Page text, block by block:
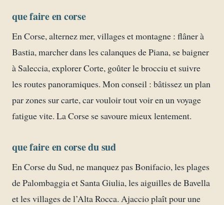
que faire en corse
En Corse, alternez mer, villages et montagne : flâner à
Bastia, marcher dans les calanques de Piana, se baigner
à Saleccia, explorer Corte, goûter le brocciu et suivre
les routes panoramiques. Mon conseil : bâtissez un plan
par zones sur carte, car vouloir tout voir en un voyage
fatigue vite. La Corse se savoure mieux lentement.
que faire en corse du sud
En Corse du Sud, ne manquez pas Bonifacio, les plages
de Palombaggia et Santa Giulia, les aiguilles de Bavella
et les villages de l’Alta Rocca. Ajaccio plaît pour une